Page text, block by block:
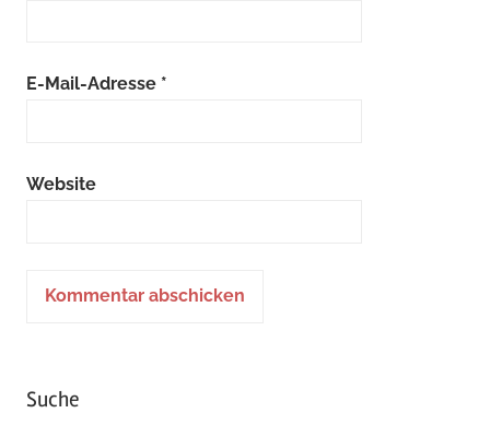
E-Mail-Adresse *
Website
Suche